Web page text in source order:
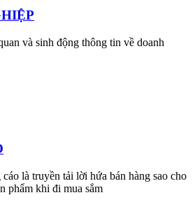
và sinh động thông tin về doanh
là truyền tải lời hứa bán hàng sao cho
phẩm khi đi mua sắm